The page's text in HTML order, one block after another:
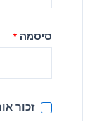
סיסמה *
זכור